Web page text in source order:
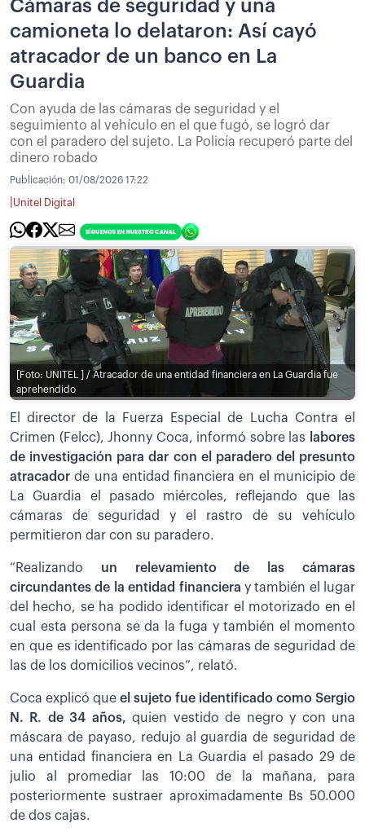
Cámaras de seguridad y una
camioneta lo delataron: Así cayó
atracador de un banco en La
Guardia
Con ayuda de las cámaras de seguridad y el
seguimiento al vehículo en el que fugó, se logró dar
con el paradero del sujeto. La Policía recuperó parte del
dinero robado
Publicación: 01/08/2026 17:22
Unitel Digital
[Foto: UNITEL ] / Atracador de una entidad financiera en La Guardia fue
aprehendido
El director de la Fuerza Especial de Lucha Contra el
Crimen (Felcc), Jhonny Coca, informó sobre las
labores
de investigación para dar con el paradero del presunto
atracadorde una entidad financiera en el municipio de
La Guardia el pasado miércoles, reflejando que las
cámaras de seguridad y el rastro de su vehículo
permitieron dar con su paradero.
“Realizando un relevamiento de las cámaras
circundantes de la entidad financiera y también el lugar
del hecho, se ha podido identificar el motorizado en el
cual esta persona se da la fuga y también el momento
en que es identificado por las cámaras de seguridad de
las de los domicilios vecinos”, relató.
Coca explicó que el sujeto fue identificado como Sergio
N. R. de 34 años,quien vestido de negro y con una
máscara de payaso, redujo al guardia de seguridad de
una entidad financiera en La Guardia el pasado 29 de
julio al promediar las 10:00 de la mañana, para
posteriormente sustraer aproximadamente Bs 50.000
de dos cajas.